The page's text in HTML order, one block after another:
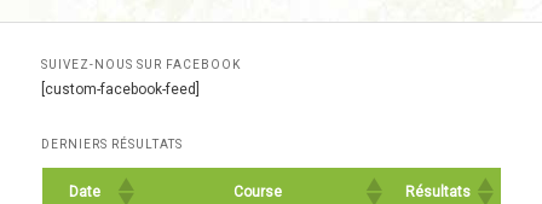
SUIVEZ-NOUS SUR FACEBOOK
[custom-facebook-feed]
DERNIERS RÉSULTATS
Date Course Résultats